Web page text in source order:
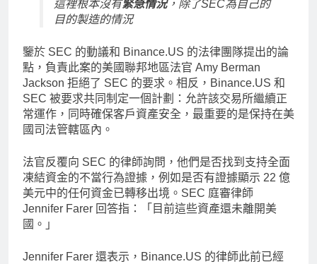
這裡根本沒有緊急情況，除了SEC為自己的
目的製造的情況
鑒於 SEC 的動議和 Binance.US 的法律團隊提出的論
點，負責此案的美國聯邦地區法官 Amy Berman
Jackson 拒絕了 SEC 的要求。相反，Binance.US 和
SEC 被要求共同制定一個計劃：允許該交易所繼續正
常運作，同時確保客戶資產安全，最重要的是保持在美
國司法管轄區內。
法官反覆向 SEC 的律師詢問，他們是否找到支持全面
凍結資金的不當行為證據，例如是否有證據顯示 22 億
美元中的任何資金已轉移出境。SEC 庭審律師
Jennifer Farer 回答指：「目前這些資產還未離開美
國。」
Jennifer Farer 還表示，Binance.US 的律師此前已經